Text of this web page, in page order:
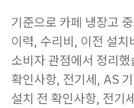
기준으로 카페 냉장고
이력, 수리비, 이전 설치
소비자 관점에서 정리
확인사항, 전기세, AS
설치 전 확인사항, 전기